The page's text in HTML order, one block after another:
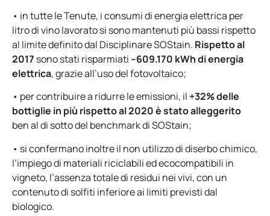
• in tutte le Tenute, i consumi di energia elettrica per
litro di vino lavorato si sono mantenuti più bassi rispetto
al limite definito dal Disciplinare SOStain. Rispetto al
2017 sono stati risparmiati –609.170 kWh di energia
elettrica, grazie all’uso del fotovoltaico;
• per contribuire a ridurre le emissioni, il +32% delle
bottiglie in più rispetto al 2020 è stato alleggerito
ben al di sotto del benchmark di SOStain;
• si confermano inoltre il non utilizzo di diserbo chimico,
l’impiego di materiali riciclabili ed ecocompatibili in
vigneto, l’assenza totale di residui nei vivi, con un
contenuto di solfiti inferiore ai limiti previsti dal
biologico.